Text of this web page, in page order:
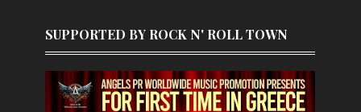
SUPPORTED BY ROCK N' ROLL TOWN